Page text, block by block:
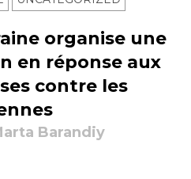
organise une
en réponse aux
contre les
Barandiy